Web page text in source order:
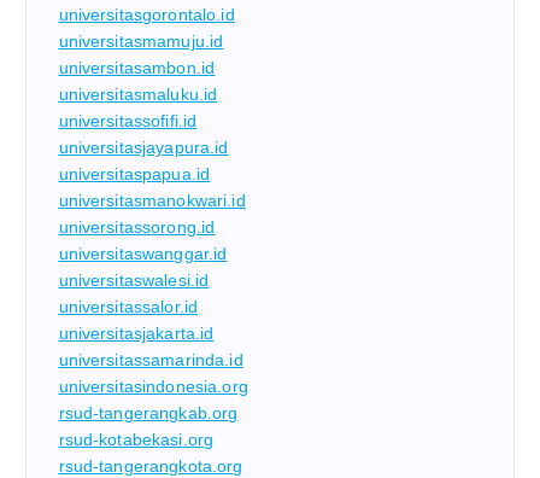
universitasgorontalo.id
universitasmamuju.id
universitasambon.id
universitasmaluku.id
universitassofifi.id
universitasjayapura.id
universitaspapua.id
universitasmanokwari.id
universitassorong.id
universitaswanggar.id
universitaswalesi.id
universitassalor.id
universitasjakarta.id
universitassamarinda.id
universitasindonesia.org
rsud-tangerangkab.org
rsud-kotabekasi.org
rsud-tangerangkota.org